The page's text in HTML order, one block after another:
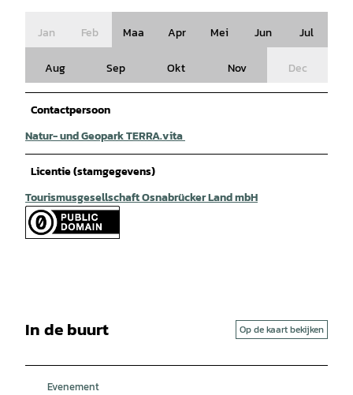
Jan Feb Maa Apr Mei Jun Jul
Aug Sep Okt Nov Dec
Contactpersoon
Natur- und Geopark TERRA.vita
Licentie (stamgegevens)
Tourismusgesellschaft Osnabrücker Land mbH
In de buurt Op de kaart bekijken
Evenement